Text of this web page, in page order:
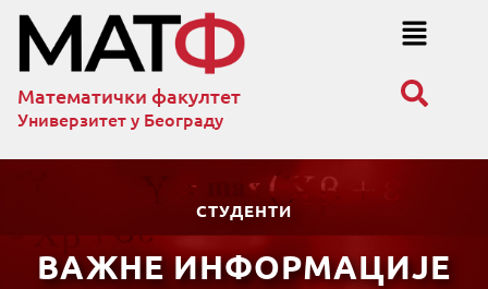
Математички факултет
Универзитет у Београду
СТУДЕНТИ
ВАЖНЕ ИНФОРМАЦИЈЕ